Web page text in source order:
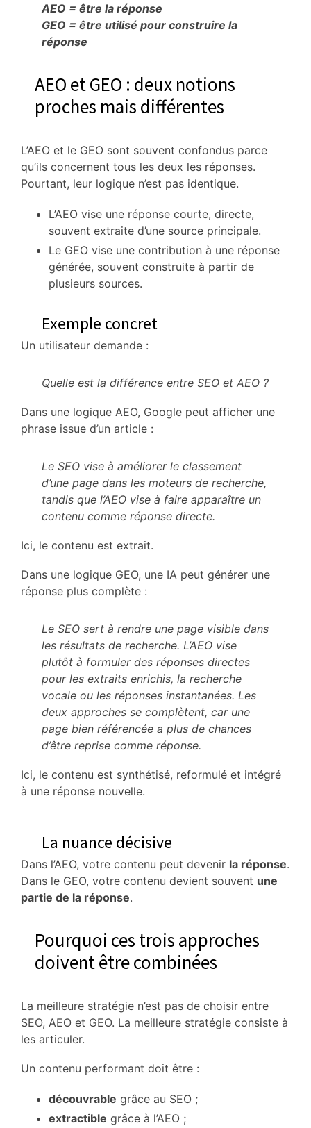
AEO = être la réponse
GEO = être utilisé pour construire la
réponse
AEO et GEO : deux notions
proches mais différentes
L’AEO et le GEO sont souvent confondus parce
qu’ils concernent tous les deux les réponses.
Pourtant, leur logique n’est pas identique.
L’AEO vise une réponse courte, directe,
souvent extraite d’une source principale.
Le GEO vise une contribution à une réponse
générée, souvent construite à partir de
plusieurs sources.
Exemple concret
Un utilisateur demande :
Quelle est la différence entre SEO et AEO ?
Dans une logique AEO, Google peut afficher une
phrase issue d’un article :
Le SEO vise à améliorer le classement
d’une page dans les moteurs de recherche,
tandis que l’AEO vise à faire apparaître un
contenu comme réponse directe.
Ici, le contenu est extrait.
Dans une logique GEO, une IA peut générer une
réponse plus complète :
Le SEO sert à rendre une page visible dans
les résultats de recherche. L’AEO vise
plutôt à formuler des réponses directes
pour les extraits enrichis, la recherche
vocale ou les réponses instantanées. Les
deux approches se complètent, car une
page bien référencée a plus de chances
d’être reprise comme réponse.
Ici, le contenu est synthétisé, reformulé et intégré
à une réponse nouvelle.
La nuance décisive
Dans l’AEO, votre contenu peut devenir la réponse.
Dans le GEO, votre contenu devient souvent une
partie de la réponse.
Pourquoi ces trois approches
doivent être combinées
La meilleure stratégie n’est pas de choisir entre
SEO, AEO et GEO. La meilleure stratégie consiste à
les articuler.
Un contenu performant doit être :
découvrable grâce au SEO ;
extractible grâce à l’AEO ;